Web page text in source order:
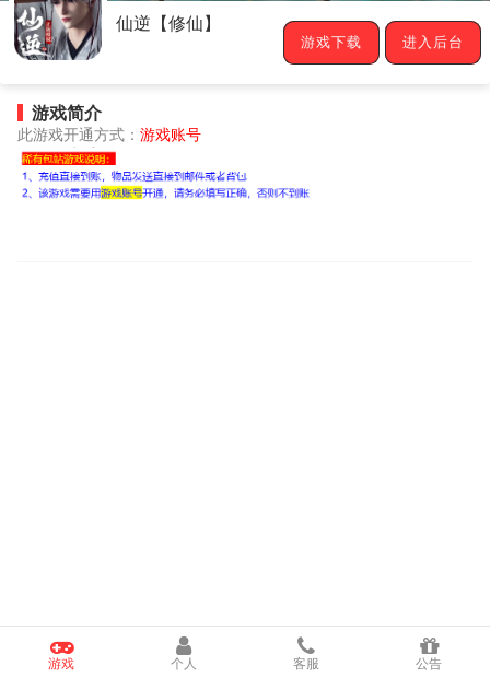
仙逆【修仙】
游戏下载 进入后台
游戏简介
此游戏开通方式： 游戏账号
游戏 个人 客服 公告